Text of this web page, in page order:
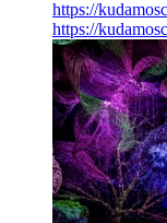
https://
https://